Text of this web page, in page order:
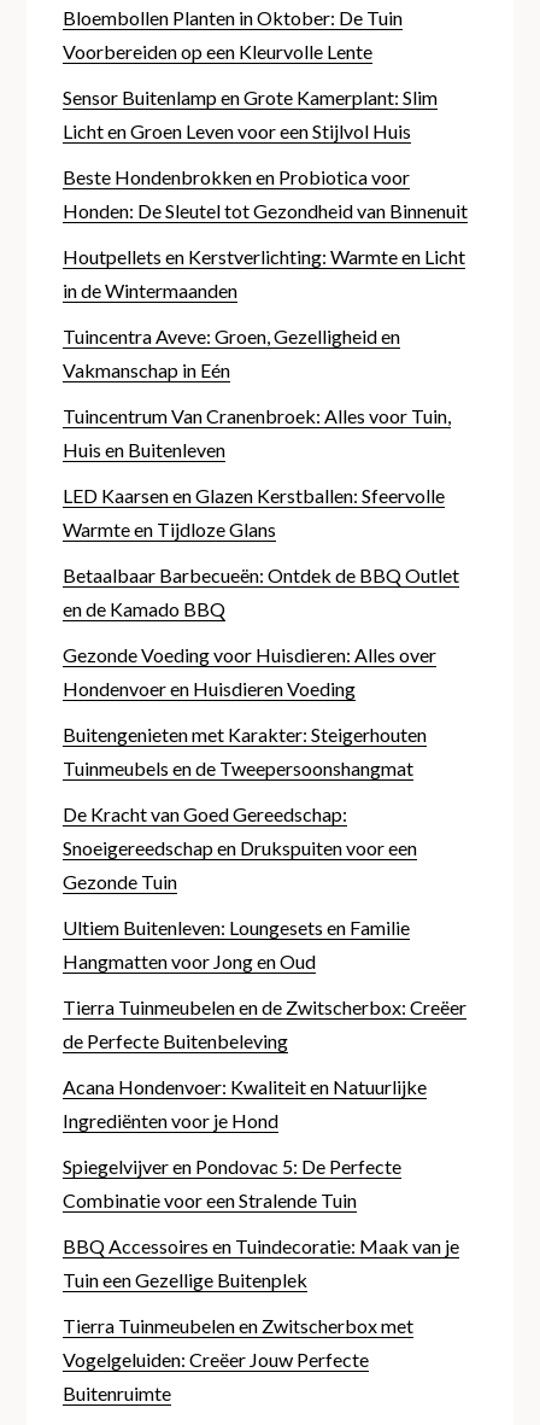
Bloembollen Planten in Oktober: De Tuin
Voorbereiden op een Kleurvolle Lente
Sensor Buitenlamp en Grote Kamerplant: Slim
Licht en Groen Leven voor een Stijlvol Huis
Beste Hondenbrokken en Probiotica voor
Honden: De Sleutel tot Gezondheid van Binnenuit
Houtpellets en Kerstverlichting: Warmte en Licht
in de Wintermaanden
Tuincentra Aveve: Groen, Gezelligheid en
Vakmanschap in Eén
Tuincentrum Van Cranenbroek: Alles voor Tuin,
Huis en Buitenleven
LED Kaarsen en Glazen Kerstballen: Sfeervolle
Warmte en Tijdloze Glans
Betaalbaar Barbecueën: Ontdek de BBQ Outlet
en de Kamado BBQ
Gezonde Voeding voor Huisdieren: Alles over
Hondenvoer en Huisdieren Voeding
Buitengenieten met Karakter: Steigerhouten
Tuinmeubels en de Tweepersoonshangmat
De Kracht van Goed Gereedschap:
Snoeigereedschap en Drukspuiten voor een
Gezonde Tuin
Ultiem Buitenleven: Loungesets en Familie
Hangmatten voor Jong en Oud
Tierra Tuinmeubelen en de Zwitscherbox: Creëer
de Perfecte Buitenbeleving
Acana Hondenvoer: Kwaliteit en Natuurlijke
Ingrediënten voor je Hond
Spiegelvijver en Pondovac 5: De Perfecte
Combinatie voor een Stralende Tuin
BBQ Accessoires en Tuindecoratie: Maak van je
Tuin een Gezellige Buitenplek
Tierra Tuinmeubelen en Zwitscherbox met
Vogelgeluiden: Creëer Jouw Perfecte
Buitenruimte